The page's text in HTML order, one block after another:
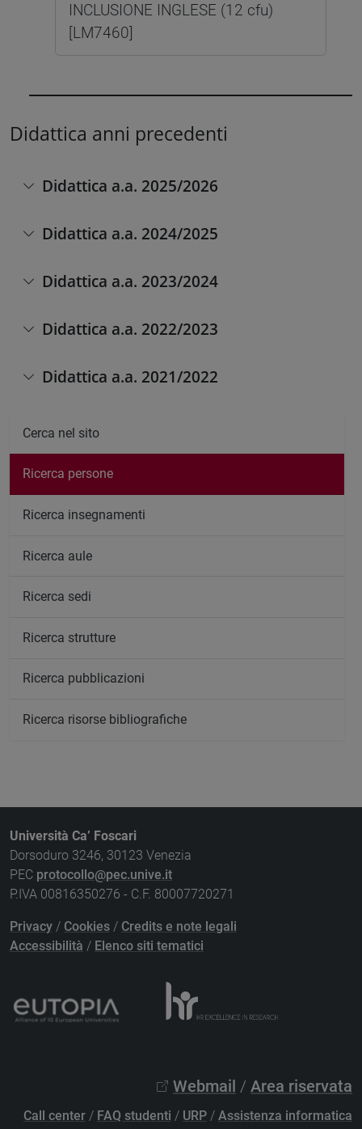
INCLUSIONE INGLESE (12 cfu)
[LM7460]
Didattica anni precedenti
Didattica a.a. 2025/2026
Didattica a.a. 2024/2025
Didattica a.a. 2023/2024
Didattica a.a. 2022/2023
Didattica a.a. 2021/2022
Cerca nel sito
Ricerca persone
Ricerca insegnamenti
Ricerca aule
Ricerca sedi
Ricerca strutture
Ricerca pubblicazioni
Ricerca risorse bibliografiche
Università Ca’ Foscari
Dorsoduro 3246, 30123 Venezia
PEC protocollo@pec.unive.it
P.IVA 00816350276 - C.F. 80007720271
Privacy / Cookies / Credits e note legali
Accessibilità / Elenco siti tematici
Webmail / Area riservata
Call center / FAQ studenti / URP / Assistenza informatica